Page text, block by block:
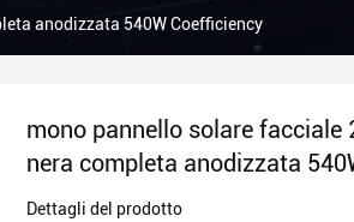
anodizzata 540W Coefficiency
mono pannello solare
nera completa anodizzata
Dettagli del prodotto